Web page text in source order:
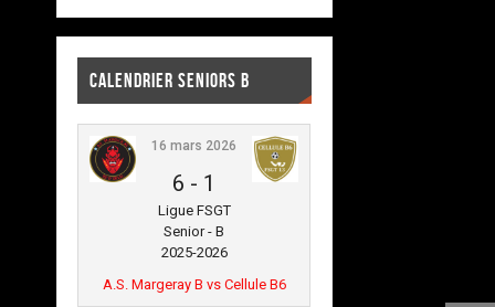
CALENDRIER SENIORS B
16 mars 2026
6 - 1
Ligue FSGT
Senior - B
2025-2026
A.S. Margeray B vs Cellule B6